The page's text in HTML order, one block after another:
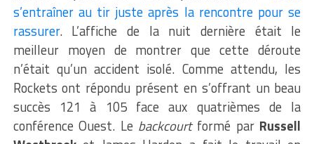
s’entraîner au tir juste après la rencontre pour se
rassurer. L’affiche de la nuit dernière était le
meilleur moyen de montrer que cette déroute
n’était qu’un accident isolé. Comme attendu, les
Rockets ont répondu présent en s’offrant un beau
succès 121 à 105 face aux quatrièmes de la
conférence Ouest. Le backcourtformé par Russell